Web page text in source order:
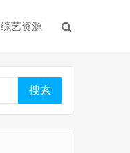
综艺资源
搜索